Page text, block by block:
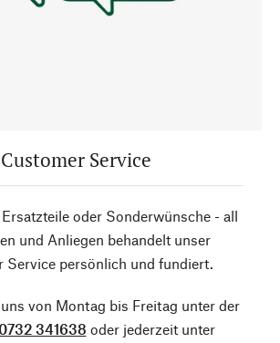
Customer Service
oder Sonderwünsche - all
und Anliegen behandelt unser
Service persönlich und fundiert.
von Montag bis Freitag unter der
341638 oder jederzeit unter